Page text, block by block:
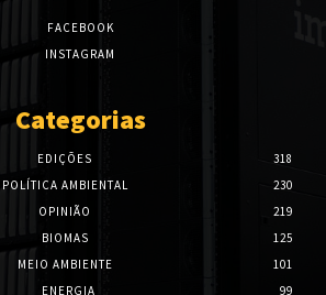
FACEBOOK
INSTAGRAM
Categorias
EDIÇÕES
318
POLÍTICA AMBIENTAL
230
OPINIÃO
219
BIOMAS
125
MEIO AMBIENTE
101
ENERGIA
99